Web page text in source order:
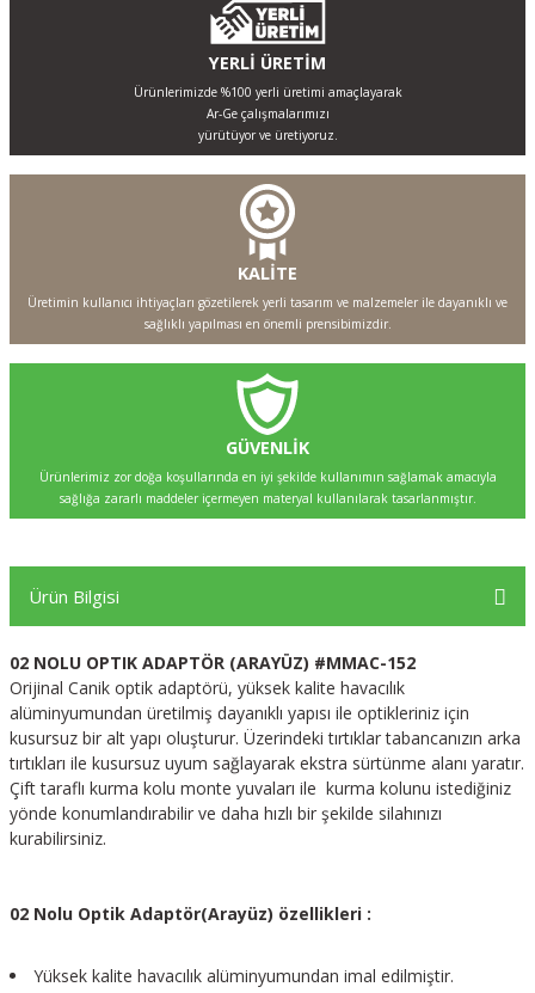
YERLİ ÜRETİM
Ürünlerimizde %100 yerli üretimi amaçlayarak
Ar-Ge çalışmalarımızı
yürütüyor ve üretiyoruz.
KALİTE
Üretimin kullanıcı ihtiyaçları gözetilerek yerli tasarım ve malzemeler ile dayanıklı ve
sağlıklı yapılması en önemli prensibimizdir.
GÜVENLİK
Ürünlerimiz zor doğa koşullarında en iyi şekilde kullanımın sağlamak amacıyla
sağlığa zararlı maddeler içermeyen materyal kullanılarak tasarlanmıştır.
Ürün Bilgisi
02 NOLU OPTIK ADAPTÖR (ARAYÜZ) #MMAC-152
Orijinal Canik optik adaptörü, yüksek kalite havacılık
alüminyumundan üretilmiş dayanıklı yapısı ile optikleriniz için
kusursuz bir alt yapı oluşturur. Üzerindeki tırtıklar tabancanızın arka
tırtıkları ile kusursuz uyum sağlayarak ekstra sürtünme alanı yaratır.
Çift taraflı kurma kolu monte yuvaları ile kurma kolunu istediğiniz
yönde konumlandırabilir ve daha hızlı bir şekilde silahınızı
kurabilirsiniz.
02 Nolu Optik Adaptör(Arayüz) özellikleri :
Yüksek kalite havacılık alüminyumundan imal edilmiştir.